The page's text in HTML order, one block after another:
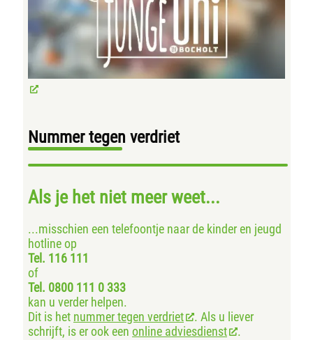
Nummer tegen verdriet
Als je het niet meer weet...
...misschien een telefoontje naar de kinder en jeugd
hotline op
Tel. 116 111
of
Tel. 0800 111 0 333
kan u verder helpen.
Dit is het nummer tegen verdriet
. Als u liever
schrijft, is er ook een online adviesdienst .